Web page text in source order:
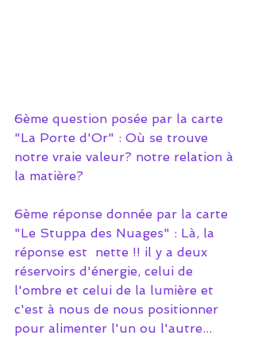
6ème question posée par la carte
"La Porte d'Or" : Où se trouve
notre vraie valeur? notre relation à
la matière?
6ème réponse donnée par la carte
"Le Stuppa des Nuages" : Là, la
réponse est  nette !! il y a deux
réservoirs d'énergie, celui de
l'ombre et celui de la lumière et
c'est à nous de nous positionner
pour alimenter l'un ou l'autre...